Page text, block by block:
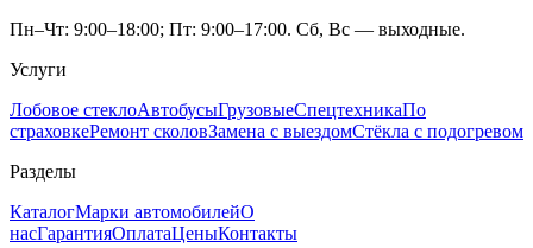
Пн–Чт: 9:00–18:00; Пт: 9:00–17:00. Сб, Вс — выходные.
Услуги
Лобовое стеклоАвтобусыГрузовыеСпецтехникаПо
страховкеРемонт сколовЗамена с выездомСтёкла с подогревом
Разделы
КаталогМарки автомобилейО
насГарантияОплатаЦеныКонтакты